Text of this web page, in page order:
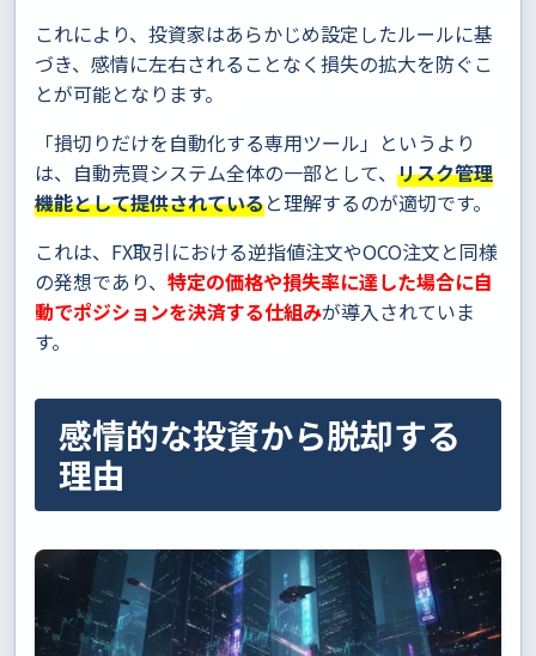
これにより、投資家はあらかじめ設定したルールに基
づき、感情に左右されることなく損失の拡大を防ぐこ
とが可能となります。
「損切りだけを自動化する専用ツール」というより
は、自動売買システム全体の一部として、 リスク管理
機能として提供されていると理解するのが適切です。
これは、FX取引における逆指値注文やOCO注文と同様
の発想であり、 特定の価格や損失率に達した場合に自
動でポジションを決済する仕組みが導入されていま
す。
感情的な投資から脱却する
理由